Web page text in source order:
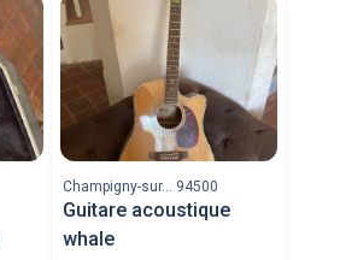
Champigny-sur... 94500
Guitare acoustique
whale